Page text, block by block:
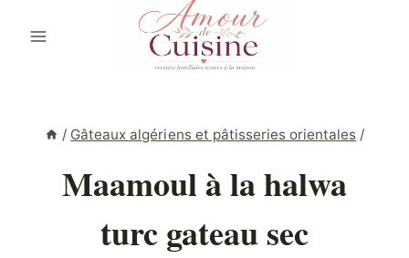
/ Gâteaux algériens et pâtisseries orientales /
Maamoul à la halwa
turc gateau sec